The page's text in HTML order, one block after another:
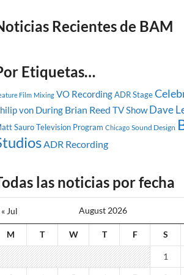
Recientes de BAM
Etiquetas…
Film Mixing VO RecordingADR Stage
von During Brian Reed TV Show Dave
SauroTelevision Program Chicago Sound Design
ADR Recording
las noticias por fecha
August 2026
M T W T F S
« Jul
1